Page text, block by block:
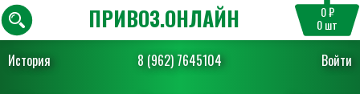
История 8 (962) 7645104 Войти
ПРИВОЗ.ОНЛАЙН 0 ₽
0шт